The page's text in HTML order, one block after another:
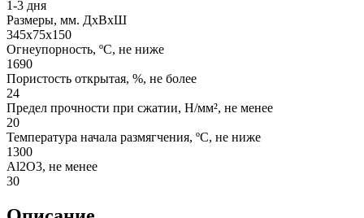
1-3 дня
Размеры, мм. ДхВхШ
345х75х150
Огнеупорность, ºС, не ниже
1690
Пористость открытая, %, не более
24
Предел прочности при сжатии, Н/мм², не менее
20
Температура начала размягчения, ºС, не ниже
1300
Аl2О3, не менее
30